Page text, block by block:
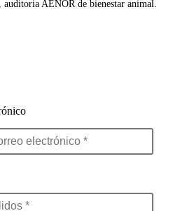
AENOR de bienestar animal.